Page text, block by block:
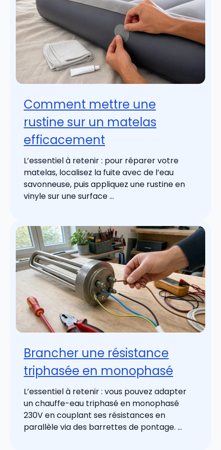
Comment mettre une
rustine sur un matelas
efficacement
L’essentiel à retenir : pour réparer votre
matelas, localisez la fuite avec de l’eau
savonneuse, puis appliquez une rustine en
vinyle sur une surface ...
Brancher une résistance
triphasée en monophasé
L’essentiel à retenir : vous pouvez adapter
un chauffe-eau triphasé en monophasé
230V en couplant ses résistances en
parallèle via des barrettes de pontage. ...